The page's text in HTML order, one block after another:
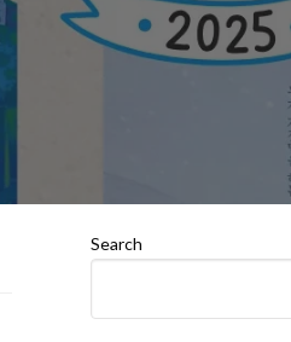
Search